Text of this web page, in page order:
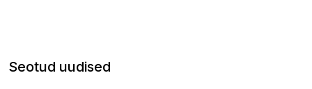
Seotud uudised